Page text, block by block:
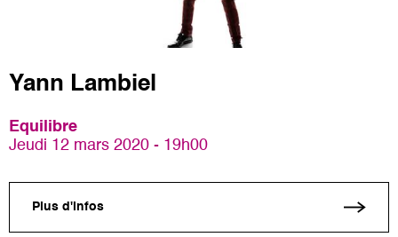
Yann Lambiel
Equilibre
Jeudi 12 mars 2020 - 19h00
Plus d'infos